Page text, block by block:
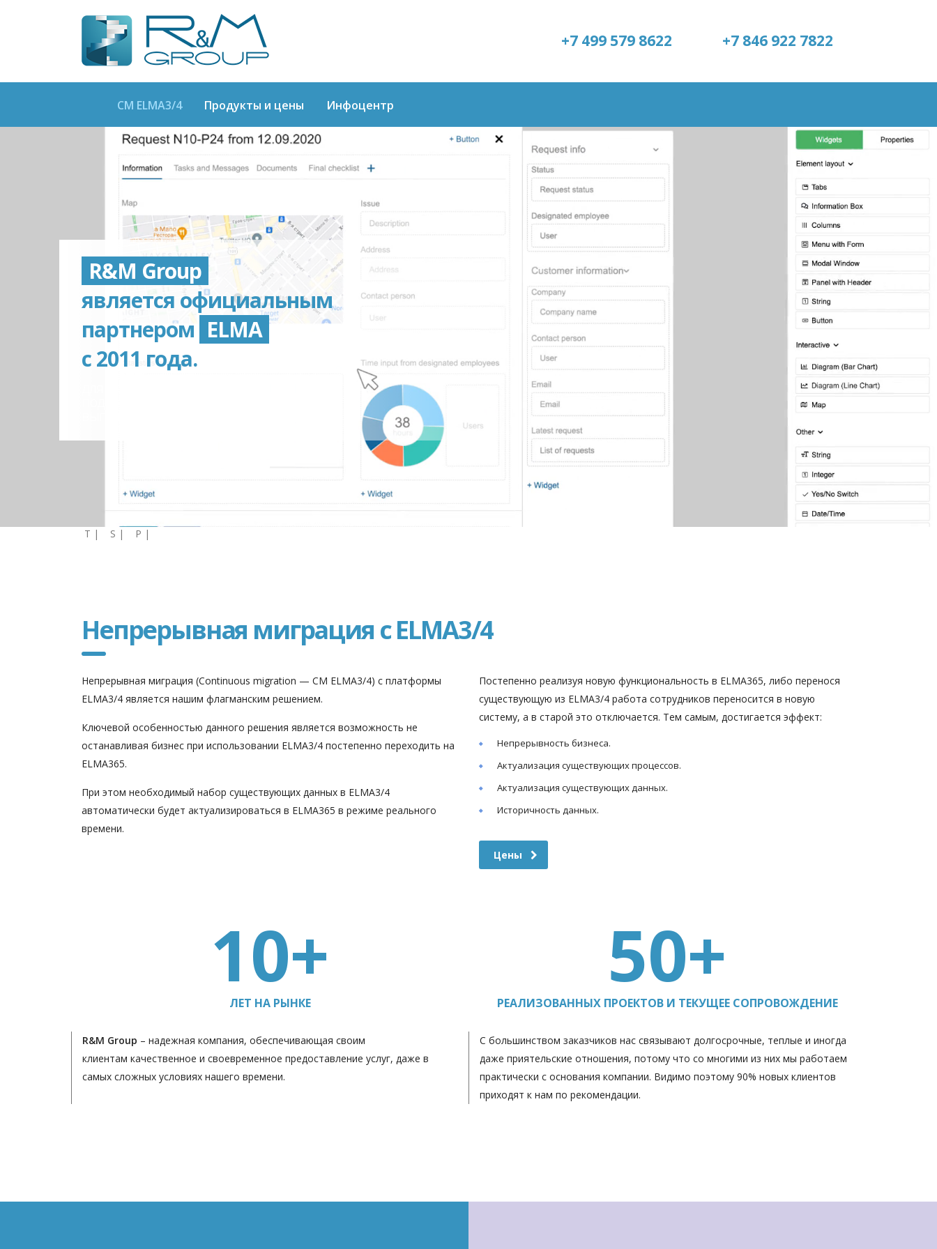
+7 499 579 8622 +7 846 922 7822
CM ELMA3/4 Продукты и цены Инфоцентр
R&M Group
является официальным
партнером ELMA
с 2011 года.
T | S | P |
Непрерывная миграция с ELMA3/4
Непрерывная миграция (Continuous migration — CM ELMA3/4) с платформы
ELMA3/4 является нашим флагманским решением.
Ключевой особенностью данного решения является возможность не
останавливая бизнес при использовании ELMA3/4 постепенно переходить на
ELMA365.
При этом необходимый набор существующих данных в ELMA3/4
автоматически будет актуализироваться в ELMA365 в режиме реального
времени.
Постепенно реализуя новую функциональность в ELMA365, либо перенося
существующую из ELMA3/4 работа сотрудников переносится в новую
систему, а в старой это отключается. Тем самым, достигается эффект:
Непрерывность бизнеса.
Актуализация существующих процессов.
Актуализация существующих данных.
Историчность данных.
Цены
10+
ЛЕТ НА РЫНКЕ
50+
РЕАЛИЗОВАННЫХ ПРОЕКТОВ И ТЕКУЩЕЕ СОПРОВОЖДЕНИЕ
R&M Group – надежная компания, обеспечивающая своим
клиентам качественное и своевременное предоставление услуг, даже в
самых сложных условиях нашего времени.
С большинством заказчиков нас связывают долгосрочные, теплые и иногда
даже приятельские отношения, потому что со многими из них мы работаем
практически с основания компании. Видимо поэтому 90% новых клиентов
приходят к нам по рекомендации.